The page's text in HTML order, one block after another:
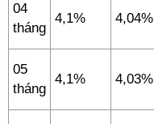
04
tháng
4,1% 4,04%
05
tháng
4,1% 4,03%